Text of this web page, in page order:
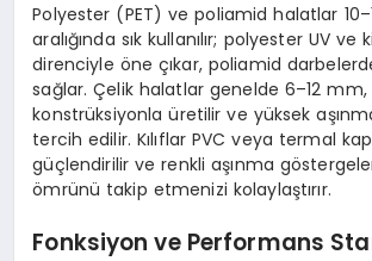
Polyester (PET) ve poliamid halatlar
aralığında sık kullanılır; polyester UV ve
direnciyle öne çıkar, poliamid
sağlar. Çelik halatlar genelde 6–12 mm,
konstrüksiyonla üretilir ve yüksek
tercih edilir. Kılıflar PVC veya termal
güçlendirilir ve renkli aşınma
ömrünü takip etmenizi kolaylaştırır.
Fonksiyon ve Performans